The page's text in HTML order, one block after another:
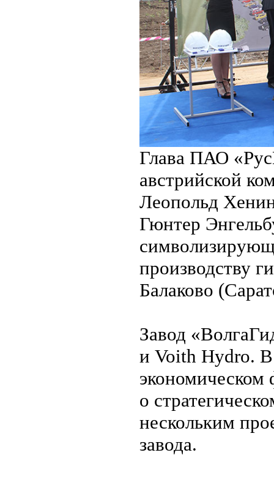
Глава ПАО
австрийской
Леопольд
Гюнтер
производству
Балаково
Завод
и Voith Hydro. В
экономическом
о
нескольким
завода.